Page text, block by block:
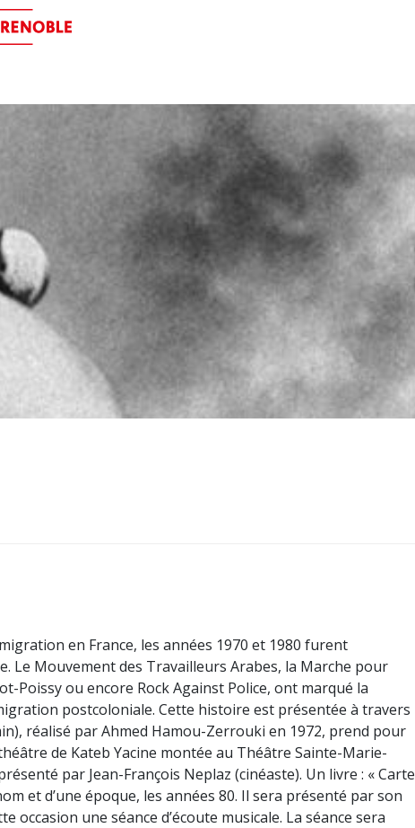
en France, les années 1970 et 1980 furent
Le Mouvement des Travailleurs Arabes, la Marche pour
Poissy ou encore Rock Against Police, ont marqué la
postcoloniale. Cette histoire est présentée à travers
réalisé par Ahmed Hamou-Zerrouki en 1972, prend pour
de Kateb Yacine montée au Théâtre Sainte-Marie-
par Jean-François Neplaz (cinéaste). Un livre : « Carte
et d’une époque, les années 80. Il sera présenté par son
une séance d’écoute musicale. La séance sera